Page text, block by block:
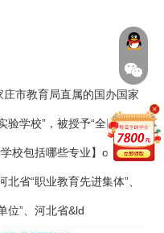
市教育局直属的国办国家
验学校”，被授予“全国教育
校包括哪些专业】o;“全国
省“职业教育先进集体”、
位”、河北省&ld